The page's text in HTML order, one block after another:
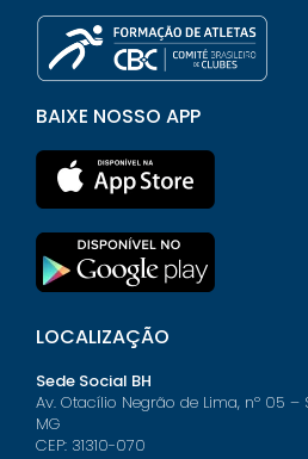
BAIXE NOSSO APP
LOCALIZAÇÃO
Sede Social BH
Av. Otacílio Negrão de Lima, nº 05 –
MG
CEP: 31310-070